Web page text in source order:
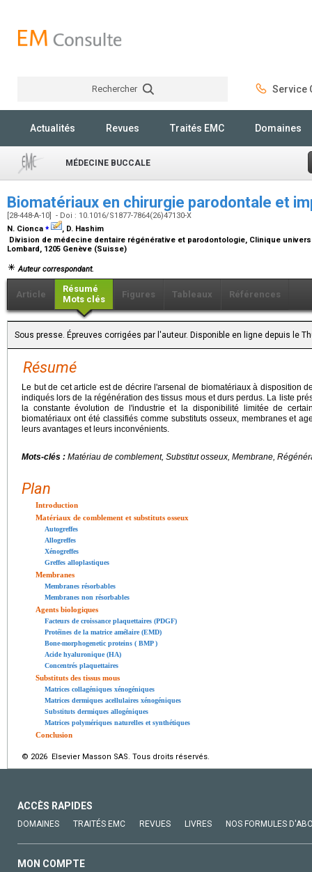
Rechercher Service
Actualités Revues Traités EMC Domaines
MÉDECINE BUCCALE
Biomatériaux en chirurgie parodontale et
[28-448-A-10] - Doi : 10.1016/S1877-7864(26)47130-X
N. Cionca ⁎
, D. Hashim
Division de médecine dentaire régénérative et parodontologie, Clinique
Lombard, 1205 Genève (Suisse)
Auteur correspondant.
Article
Résumé
Mots clés
Figures Tableaux Références
Sous presse. Épreuves corrigées par l'auteur. Disponible en ligne depuis le
Résumé
Le but de cet article est de décrire l'arsenal de biomatériaux à disposition
indiqués lors de la régénération des tissus mous et durs perdus. La liste
la constante évolution de l'industrie et la disponibilité limitée de
biomatériaux ont été classifiés comme substituts osseux, membranes et
leurs avantages et leurs inconvénients.
Mots-clés : Matériau de comblement, Substitut osseux, Membrane,
Plan
Introduction
Matériaux de comblement et substituts osseux
Autogreffes
Allogreffes
Xénogreffes
Greffes alloplastiques
Membranes
Membranes résorbables
Membranes non résorbables
Agents biologiques
Facteurs de croissance plaquettaires (PDGF)
Protéines de la matrice amélaire (EMD)
Bone-morphogenetic proteins ( BMP )
Acide hyaluronique (HA)
Concentrés plaquettaires
Substituts des tissus mous
Matrices collagéniques xénogéniques
Matrices dermiques acellulaires xénogéniques
Substituts dermiques allogéniques
Matrices polymériques naturelles et synthétiques
Conclusion
© 2026 Elsevier Masson SAS. Tous droits réservés.
ACCÈS RAPIDES
DOMAINES TRAITÉS EMC REVUES LIVRES NOS FORMULES
MON COMPTE